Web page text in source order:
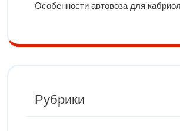
Особенности автовоза для
Рубрики